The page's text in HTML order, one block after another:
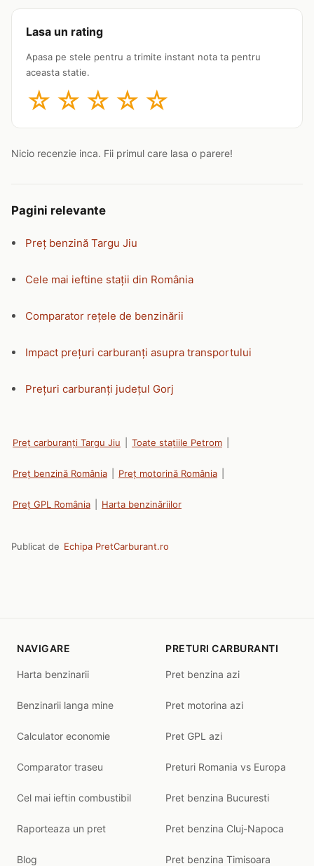
Lasa un rating
Apasa pe stele pentru a trimite instant nota ta pentru
aceasta statie.
☆ ☆ ☆ ☆ ☆
Nicio recenzie inca. Fii primul care lasa o parere!
Pagini relevante
Preț benzină Targu Jiu
Cele mai ieftine stații din România
Comparator rețele de benzinării
Impact prețuri carburanți asupra transportului
Prețuri carburanți județul Gorj
Preț carburanți Targu Jiu Toate stațiile Petrom
Preț benzină România Preț motorină România
Preț GPL România Harta benzinăriilor
Publicat de Echipa PretCarburant.ro
NAVIGARE
Harta benzinarii
Benzinarii langa mine
Calculator economie
Comparator traseu
Cel mai ieftin combustibil
Raporteaza un pret
Blog
PRETURI CARBURANTI
Pret benzina azi
Pret motorina azi
Pret GPL azi
Preturi Romania vs Europa
Pret benzina Bucuresti
Pret benzina Cluj-Napoca
Pret benzina Timisoara